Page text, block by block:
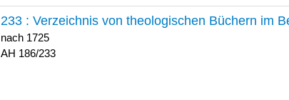
233 : Verzeichnis von theologischen Büchern im
nach 1725
186/233